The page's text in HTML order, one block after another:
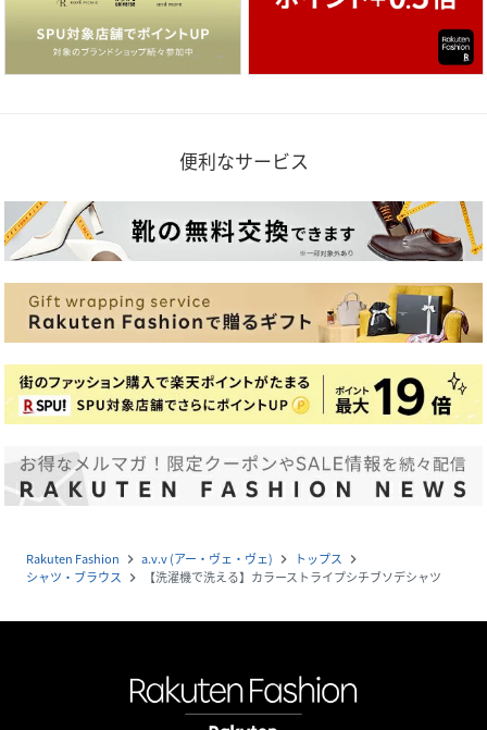
便利なサービス
Rakuten Fashion navigate_next a.v.v (アー・ヴェ・ヴェ) navigate_next トップス navigate_next
シャツ・ブラウス navigate_next 【洗濯機で洗える】カラーストライプシチブソデシャツ